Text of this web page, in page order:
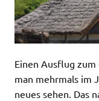
Einen Ausflug zum
man mehrmals im
neues sehen. Das